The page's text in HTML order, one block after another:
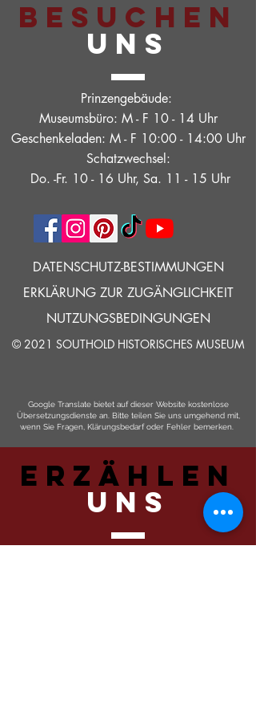
BESUCHEN
UNS
Prinzengebäude:
Museumsbüro: M - F 10 - 14 Uhr
Geschenkeladen: M - F 10:00 - 14:00 Uhr
Schatzwechsel:
Do. -Fr. 10 - 16 Uhr, Sa. 11 - 15 Uhr
DATENSCHUTZ-BESTIMMUNGEN
ERKLÄRUNG ZUR ZUGÄNGLICHKEIT
NUTZUNGSBEDINGUNGEN
© 2021 SOUTHOLD HISTORISCHES MUSEUM
Google Translate bietet auf dieser Website kostenlose
Übersetzungsdienste an. Bitte teilen Sie uns umgehend mit,
wenn Sie Fragen, Klärungsbedarf oder Fehler bemerken.
ERZÄHLEN
UNS